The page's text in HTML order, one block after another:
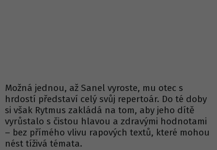
Možná jednou, až Sanel vyroste, mu otec s
hrdostí představí celý svůj repertoár. Do té doby
si však Rytmus zakládá na tom, aby jeho dítě
vyrůstalo s čistou hlavou a zdravými hodnotami
– bez přímého vlivu rapových textů, které mohou
nést tíživá témata.